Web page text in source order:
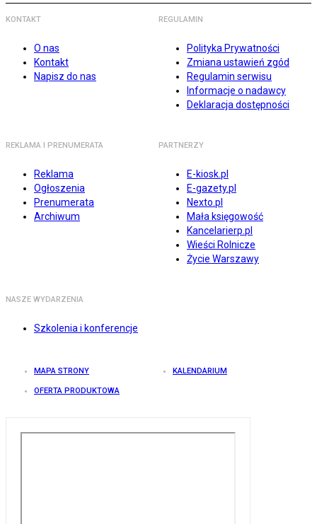
KONTAKT
O nas
Kontakt
Napisz do nas
REGULAMIN
Polityka Prywatności
Zmiana ustawień zgód
Regulamin serwisu
Informacje o nadawcy
Deklaracja dostępności
REKLAMA I PRENUMERATA
Reklama
Ogłoszenia
Prenumerata
Archiwum
PARTNERZY
E-kiosk.pl
E-gazety.pl
Nexto.pl
Mała księgowość
Kancelarierp.pl
Wieści Rolnicze
Życie Warszawy
NASZE WYDARZENIA
Szkolenia i konferencje
MAPA STRONY KALENDARIUM
OFERTA PRODUKTOWA